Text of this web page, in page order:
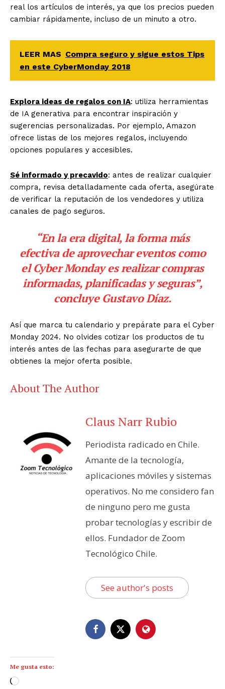
real los artículos de interés, ya que los precios pueden
cambiar rápidamente, incluso de un minuto a otro.
LEER MAS Compra seguro y sigue estos Tips
en este CyberMonday 2018
Explora ideas de regalos con IA: utiliza herramientas
de IA generativa para encontrar inspiración y
sugerencias personalizadas. Por ejemplo, Amazon
ofrece listas de los mejores regalos, incluyendo
opciones populares y accesibles.
Sé informado y precavido: antes de realizar cualquier
compra, revisa detalladamente cada oferta, asegúrate
de verificar la reputación de los vendedores y utiliza
canales de pago seguros.
“En la era digital, la forma más
efectiva de aprovechar eventos como
el Cyber Monday es realizar compras
informadas, planificadas y seguras”,
concluye Gustavo Díaz.
Así que marca tu calendario y prepárate para el Cyber
Monday 2024. No olvides cotizar los productos de tu
interés antes de las fechas para asegurarte de que
obtienes la mejor oferta posible.
About The Author
Claus Narr Rubio
Periodista radicado en Chile.
Amante de la tecnología,
aplicaciones móviles y sistemas
operativos. No me considero fan
de ninguno pero me gusta
probar tecnologías y escribir de
ellos. Fundador de Zoom
Tecnológico Chile.
See author's posts
Me gusta esto:
C